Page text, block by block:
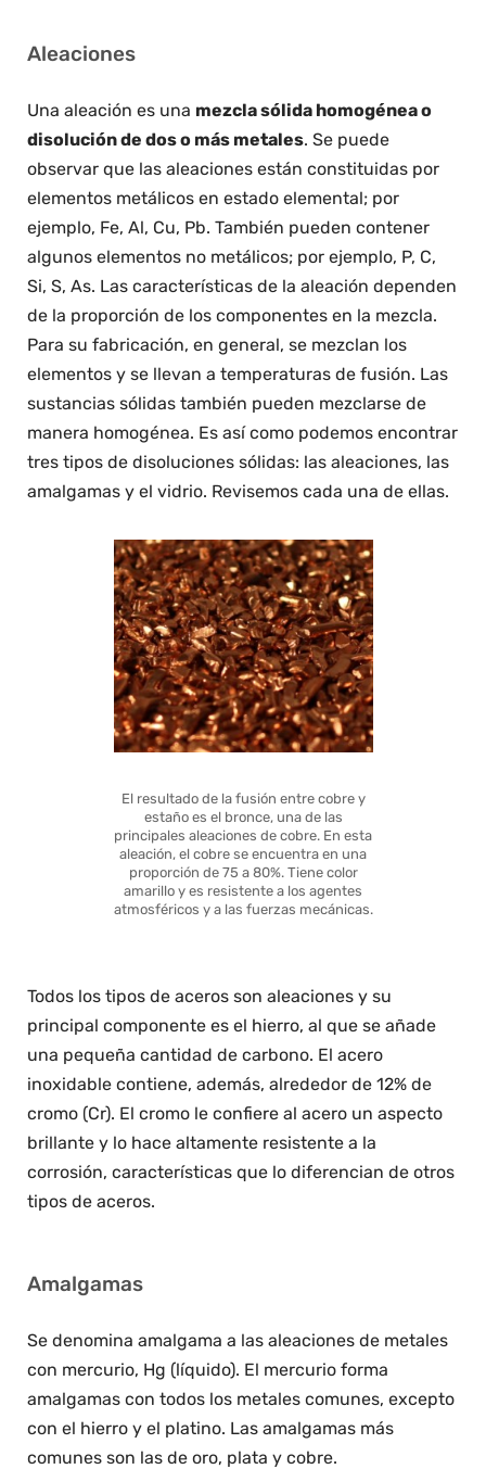
Aleaciones
Una aleación es una mezcla sólida homogénea o
disolución de dos o más metales. Se puede
observar que las aleaciones están constituidas por
elementos metálicos en estado elemental; por
ejemplo, Fe, Al, Cu, Pb. También pueden contener
algunos elementos no metálicos; por ejemplo, P, C,
Si, S, As. Las características de la aleación dependen
de la proporción de los componentes en la mezcla.
Para su fabricación, en general, se mezclan los
elementos y se llevan a temperaturas de fusión. Las
sustancias sólidas también pueden mezclarse de
manera homogénea. Es así como podemos encontrar
tres tipos de disoluciones sólidas: las aleaciones, las
amalgamas y el vidrio. Revisemos cada una de ellas.
El resultado de la fusión entre cobre y
estaño es el bronce, una de las
principales aleaciones de cobre. En esta
aleación, el cobre se encuentra en una
proporción de 75 a 80%. Tiene color
amarillo y es resistente a los agentes
atmosféricos y a las fuerzas mecánicas.
Todos los tipos de aceros son aleaciones y su
principal componente es el hierro, al que se añade
una pequeña cantidad de carbono. El acero
inoxidable contiene, además, alrededor de 12% de
cromo (Cr). El cromo le confiere al acero un aspecto
brillante y lo hace altamente resistente a la
corrosión, características que lo diferencian de otros
tipos de aceros.
Amalgamas
Se denomina amalgama a las aleaciones de metales
con mercurio, Hg (líquido). El mercurio forma
amalgamas con todos los metales comunes, excepto
con el hierro y el platino. Las amalgamas más
comunes son las de oro, plata y cobre.